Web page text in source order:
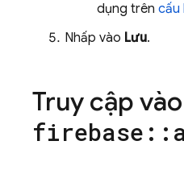
dụng trên cấu
Nhấp vào Lưu.
Truy cập
firebase ::